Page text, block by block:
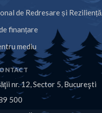
de Redresare și Reziliență
finanțare
mediu
nr. 12, Sector 5, Bucureşti
500